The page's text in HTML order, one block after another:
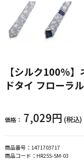
【シルク100%
ドタイ フローラ
価格： 7,029円 (税込)
商品番号： 1471703717
商品コード： HR25S-SM-03